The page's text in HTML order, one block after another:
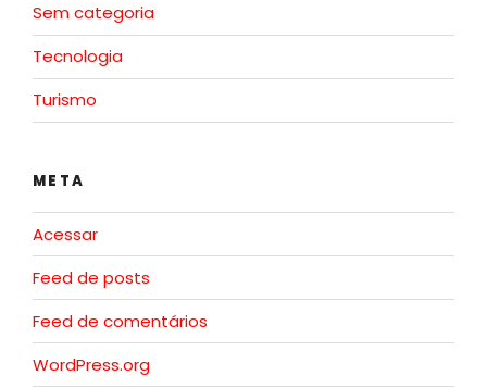
Sem categoria
Tecnologia
Turismo
META
Acessar
Feed de posts
Feed de comentários
WordPress.org